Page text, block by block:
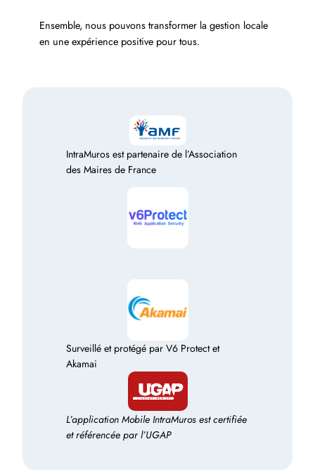
Ensemble, nous pouvons transformer la gestion locale
en une expérience positive pour tous.
IntraMuros est partenaire de l’Association
des Maires de France
Surveillé et protégé par V6 Protect et
Akamai
L’application Mobile IntraMuros est certifiée
et référencée par l’UGAP